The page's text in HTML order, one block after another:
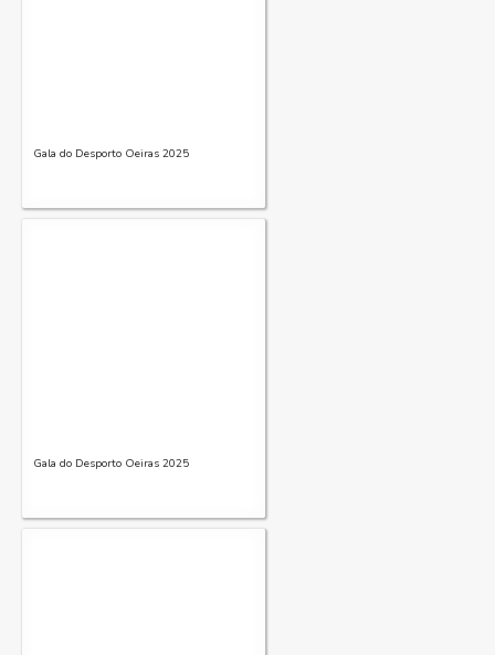
Gala do Desporto Oeiras 2025
Gala do Desporto Oeiras 2025